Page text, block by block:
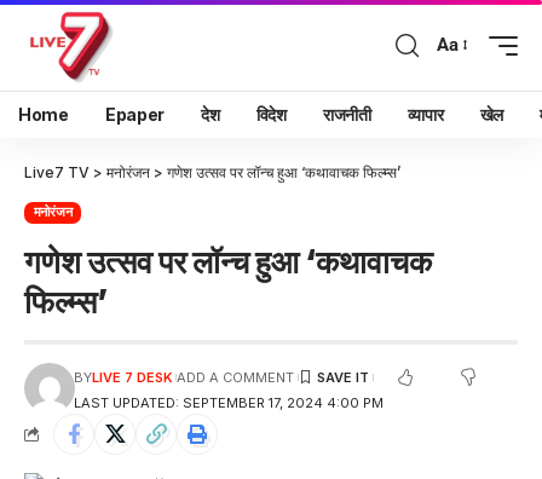
Aa
Home Epaper देश विदेश राजनीती व्यापार खेल
Live7 TV > मनोरंजन > गणेश उत्सव पर लॉन्च हुआ ‘कथावाचक फिल्म्स’
मनोरंजन
गणेश उत्सव पर लॉन्च हुआ ‘कथावाचक
फिल्म्स’
LAST UPDATED: SEPTEMBER 17, 2024 4:00 PM
BYLIVE 7 DESK ADD A COMMENT